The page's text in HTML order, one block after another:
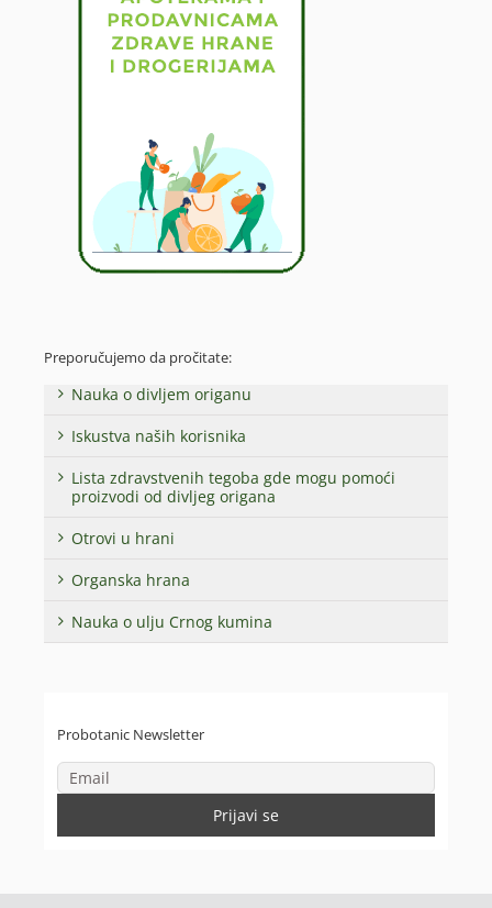
Preporučujemo da pročitate:
Nauka o divljem origanu
Iskustva naših korisnika
Lista zdravstvenih tegoba gde mogu pomoći
proizvodi od divljeg origana
Otrovi u hrani
Organska hrana
Nauka o ulju Crnog kumina
Probotanic Newsletter